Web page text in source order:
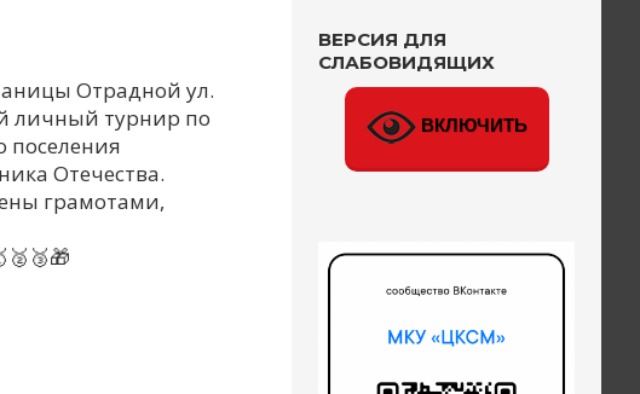
Отрадной ул.
личный турнир по
поселения
Отечества.
грамотами,
ВЕРСИЯ ДЛЯ
СЛАБОВИДЯЩИХ
ВКЛЮЧИТЬ